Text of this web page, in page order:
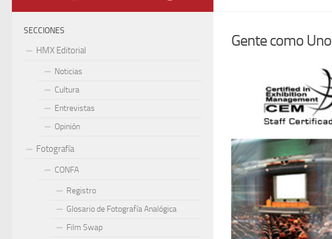
Gente como Uno
SECCIONES
HMX Editorial
Noticias
Cultura
Entrevistas
Opinión
Fotografía
CONFA
Registro
Glosario de Fotografía Analógica
Film Swap